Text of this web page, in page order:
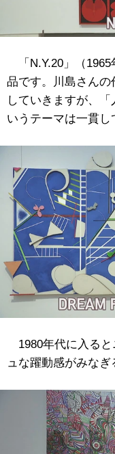
「N.Y.20」（1965
品です。川島さん
していきますが、
いうテーマは一貫し
1980年代に入ると
ュな躍動感がみなぎ